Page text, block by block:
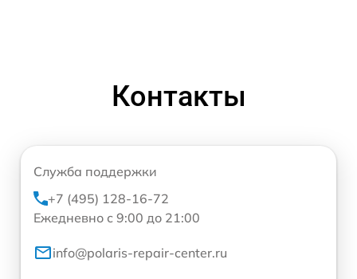
Контакты
Служба поддержки
+7 (495) 128-16-72
Ежедневно с 9:00 до 21:00
info@polaris-repair-center.ru